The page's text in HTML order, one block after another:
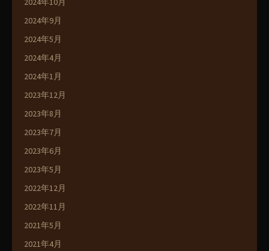
2024年9月
2024年5月
2024年4月
2024年1月
2023年12月
2023年8月
2023年7月
2023年6月
2023年5月
2022年12月
2022年11月
2021年5月
2021年4月